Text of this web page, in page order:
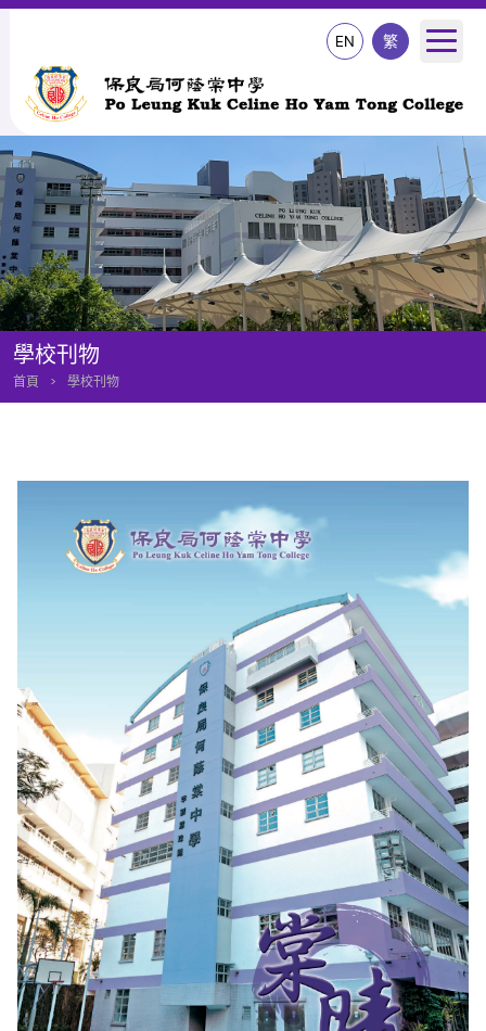
EN 繁
學校刊物
首頁 > 學校刊物